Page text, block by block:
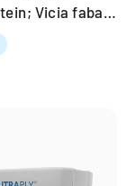
85% Protein; Vicia faba; Seed